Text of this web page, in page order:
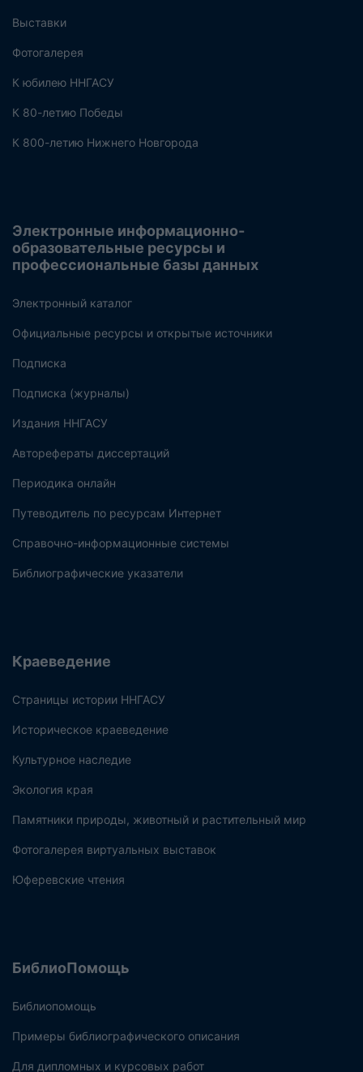
Выставки
Фотогалерея
К юбилею ННГАСУ
К 80-летию Победы
К 800-летию Нижнего Новгорода
Электронные информационно-
образовательные ресурсы и
профессиональные базы данных
Электронный каталог
Официальные ресурсы и открытые источники
Подписка
Подписка (журналы)
Издания ННГАСУ
Авторефераты диссертаций
Периодика онлайн
Путеводитель по ресурсам Интернет
Справочно-информационные системы
Библиографические указатели
Краеведение
Страницы истории ННГАСУ
Историческое краеведение
Культурное наследие
Экология края
Памятники природы, животный и растительный мир
Фотогалерея виртуальных выставок
Юферевские чтения
БиблиоПомощь
Библиопомощь
Примеры библиографического описания
Для дипломных и курсовых работ